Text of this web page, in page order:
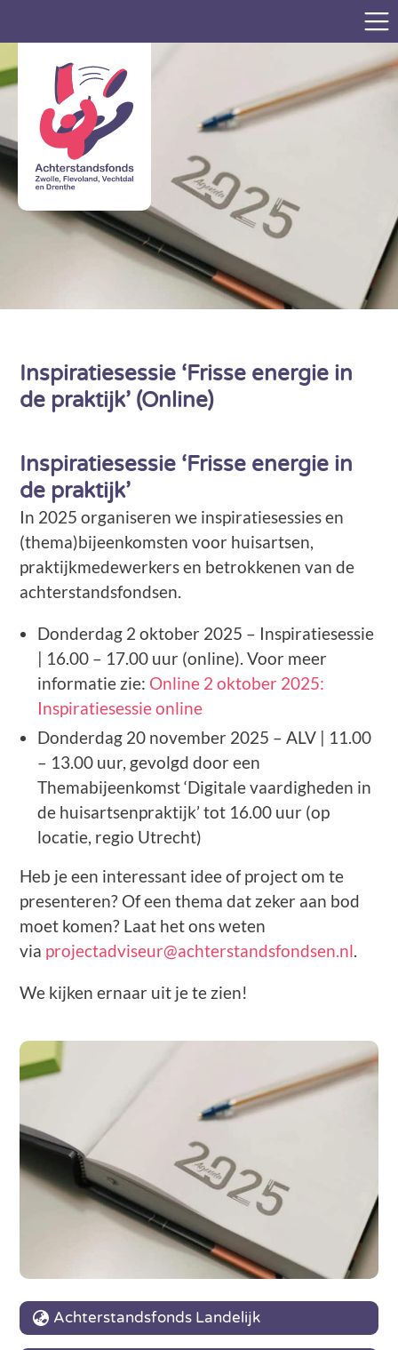
Inspiratiesessie ‘Frisse energie in
de praktijk’ (Online)
Inspiratiesessie ‘Frisse energie in
de praktijk’
In 2025 organiseren we inspiratiesessies en
(thema)bijeenkomsten voor huisartsen,
praktijkmedewerkers en betrokkenen van de
achterstandsfondsen.
Donderdag 2 oktober 2025 – Inspiratiesessie
| 16.00 – 17.00 uur (online). Voor meer
informatie zie: Online 2 oktober 2025:
Inspiratiesessie online
Donderdag 20 november 2025 – ALV | 11.00
– 13.00 uur, gevolgd door een
Themabijeenkomst ‘Digitale vaardigheden in
de huisartsenpraktijk’ tot 16.00 uur (op
locatie, regio Utrecht)
Heb je een interessant idee of project om te
presenteren? Of een thema dat zeker aan bod
moet komen? Laat het ons weten
via projectadviseur@achterstandsfondsen.nl.
We kijken ernaar uit je te zien!
Achterstandsfonds Landelijk